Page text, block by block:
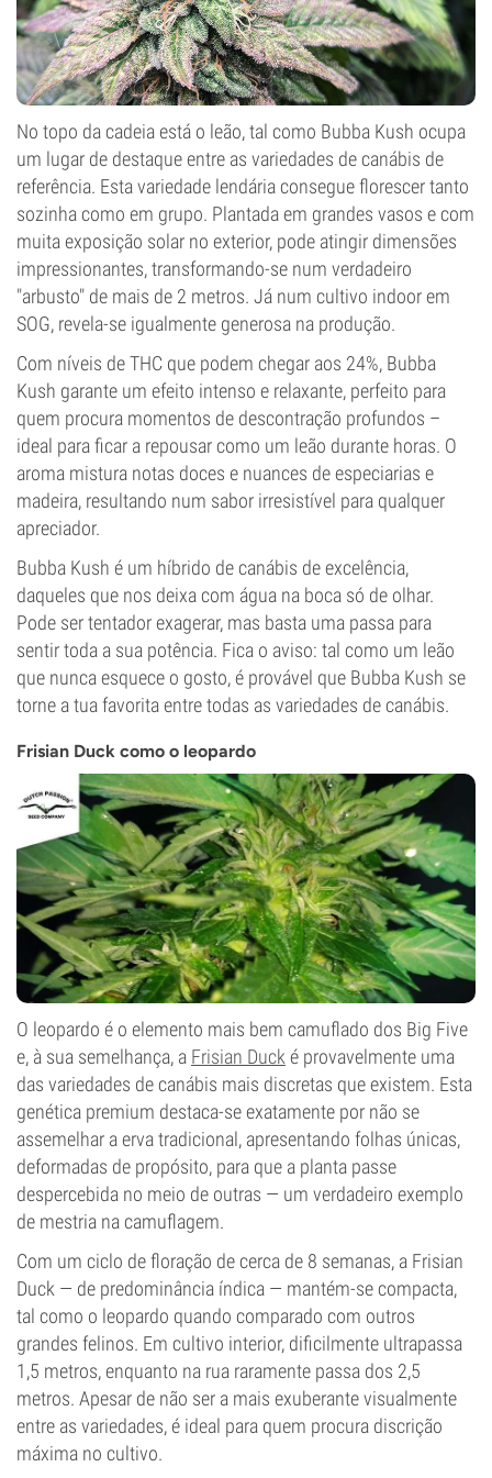
No topo da cadeia está o leão, tal como Bubba Kush ocupa
um lugar de destaque entre as variedades de canábis de
referência. Esta variedade lendária consegue florescer tanto
sozinha como em grupo. Plantada em grandes vasos e com
muita exposição solar no exterior, pode atingir dimensões
impressionantes, transformando-se num verdadeiro
"arbusto" de mais de 2 metros. Já num cultivo indoor em
SOG, revela-se igualmente generosa na produção.
Com níveis de THC que podem chegar aos 24%, Bubba
Kush garante um efeito intenso e relaxante, perfeito para
quem procura momentos de descontração profundos –
ideal para ficar a repousar como um leão durante horas. O
aroma mistura notas doces e nuances de especiarias e
madeira, resultando num sabor irresistível para qualquer
apreciador.
Bubba Kush é um híbrido de canábis de excelência,
daqueles que nos deixa com água na boca só de olhar.
Pode ser tentador exagerar, mas basta uma passa para
sentir toda a sua potência. Fica o aviso: tal como um leão
que nunca esquece o gosto, é provável que Bubba Kush se
torne a tua favorita entre todas as variedades de canábis.
Frisian Duck como o leopardo
O leopardo é o elemento mais bem camuflado dos Big Five
e, à sua semelhança, a Frisian Duck é provavelmente uma
das variedades de canábis mais discretas que existem. Esta
genética premium destaca-se exatamente por não se
assemelhar a erva tradicional, apresentando folhas únicas,
deformadas de propósito, para que a planta passe
despercebida no meio de outras — um verdadeiro exemplo
de mestria na camuflagem.
Com um ciclo de floração de cerca de 8 semanas, a Frisian
Duck — de predominância índica — mantém-se compacta,
tal como o leopardo quando comparado com outros
grandes felinos. Em cultivo interior, dificilmente ultrapassa
1,5 metros, enquanto na rua raramente passa dos 2,5
metros. Apesar de não ser a mais exuberante visualmente
entre as variedades, é ideal para quem procura discrição
máxima no cultivo.